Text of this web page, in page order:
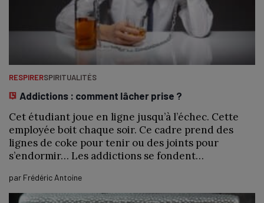
RESPIRERSPIRITUALITÉS
Addictions : comment lâcher prise ?
Cet étudiant joue en ligne jusqu’à l’échec. Cette
employée boit chaque soir. Ce cadre prend des
lignes de coke pour tenir ou des joints pour
s’endormir… Les addictions se fondent…
par Frédéric Antoine